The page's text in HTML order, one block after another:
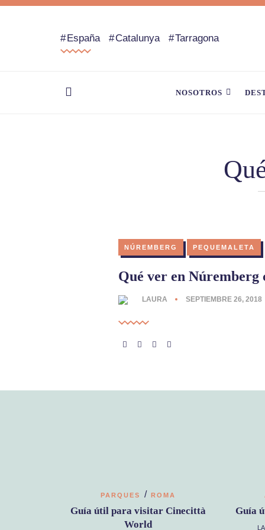
España Catalunya Tarragona
NOSOTROS
NÚREMBERG PEQUEMALETA
Qué ver en Núremberg
LAURA SEPTIEMBRE 26, 2018
PARQUES / ROMA
Guía útil para visitar Cinecittà
World
Guía